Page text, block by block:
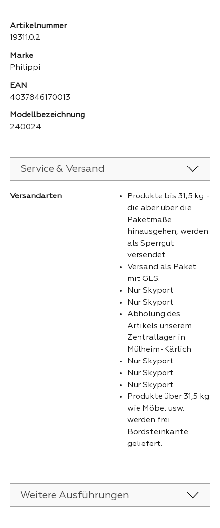
Artikelnummer
19311.0.2
Marke
Philippi
EAN
4037846170013
Modellbezeichnung
240024
Service & Versand
Versandarten
Produkte bis 31,5 kg -
die aber über die
Paketmaße
hinausgehen, werden
als Sperrgut
versendet
Versand als Paket
mit GLS.
Nur Skyport
Nur Skyport
Abholung des
Artikels unserem
Zentrallager in
Mülheim-Kärlich
Nur Skyport
Nur Skyport
Nur Skyport
Produkte über 31,5 kg
wie Möbel usw.
werden frei
Bordsteinkante
geliefert.
Weitere Ausführungen